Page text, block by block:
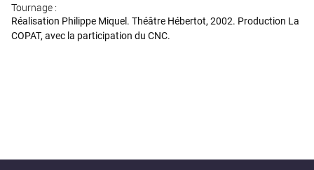
Tournage :
Réalisation Philippe Miquel. Théâtre Hébertot, 2002. Production La
COPAT, avec la participation du CNC.